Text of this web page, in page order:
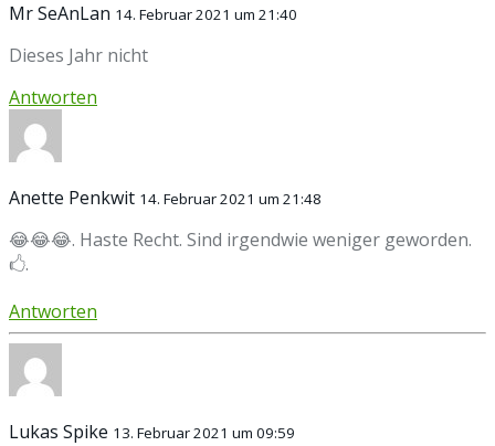
Mr SeAnLan 14. Februar 2021 um 21:40
Dieses Jahr nicht
Antworten
Anette Penkwit 14. Februar 2021 um 21:48
😂😂😂. Haste Recht. Sind irgendwie weniger geworden.
🖒.
Antworten
Lukas Spike 13. Februar 2021 um 09:59